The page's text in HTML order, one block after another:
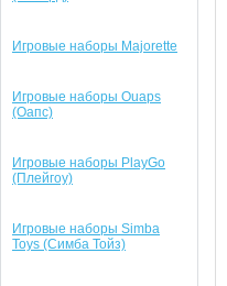
Игровые наборы Majorette
Игровые наборы Ouaps
(Оапс)
Игровые наборы PlayGo
(Плейгоу)
Игровые наборы Simba
Toys (Симба Тойз)